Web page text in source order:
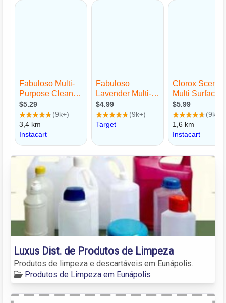
Luxus Dist. de Produtos de Limpeza
Produtos de limpeza e descartáveis em Eunápolis.
Produtos de Limpeza em Eunápolis